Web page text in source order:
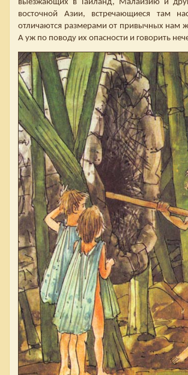
выезжающих в Таиланд, Малайзию и
восточной Азии, встречающиеся там
отличаются размерами от привычных нам
А уж по поводу их опасности и говорить